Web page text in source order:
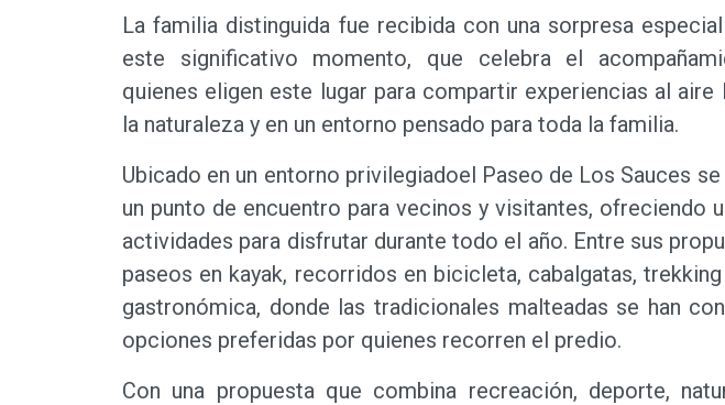
La familia distinguida fue recibida con una sorpresa
este significativo momento, que celebra el
quienes eligen este lugar para compartir experiencias al
la naturaleza y en un entorno pensado para toda la familia.
Ubicado en un entorno privilegiadoel Paseo de Los Sauces
un punto de encuentro para vecinos y visitantes, ofreciendo
actividades para disfrutar durante todo el año. Entre sus
paseos en kayak, recorridos en bicicleta, cabalgatas,
gastronómica, donde las tradicionales malteadas se han
opciones preferidas por quienes recorren el predio.
Con una propuesta que combina recreación, deporte,